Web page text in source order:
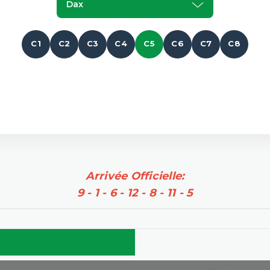
Dax
C1 C2 C3 C4 C5 C6 C7 C8
Arrivée Officielle:
9 - 1 - 6 - 12 - 8 - 11 - 5